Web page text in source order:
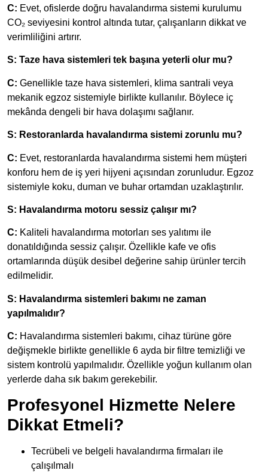
C: Evet, ofislerde doğru havalandırma sistemi kurulumu
CO₂ seviyesini kontrol altında tutar, çalışanların dikkat ve
verimliliğini artırır.
S: Taze hava sistemleri tek başına yeterli olur mu?
C: Genellikle taze hava sistemleri, klima santrali veya
mekanik egzoz sistemiyle birlikte kullanılır. Böylece iç
mekânda dengeli bir hava dolaşımı sağlanır.
S: Restoranlarda havalandırma sistemi zorunlu mu?
C: Evet, restoranlarda havalandırma sistemi hem müşteri
konforu hem de iş yeri hijyeni açısından zorunludur. Egzoz
sistemiyle koku, duman ve buhar ortamdan uzaklaştırılır.
S: Havalandırma motoru sessiz çalışır mı?
C: Kaliteli havalandırma motorları ses yalıtımı ile
donatıldığında sessiz çalışır. Özellikle kafe ve ofis
ortamlarında düşük desibel değerine sahip ürünler tercih
edilmelidir.
S: Havalandırma sistemleri bakımı ne zaman
yapılmalıdır?
C: Havalandırma sistemleri bakımı, cihaz türüne göre
değişmekle birlikte genellikle 6 ayda bir filtre temizliği ve
sistem kontrolü yapılmalıdır. Özellikle yoğun kullanım olan
yerlerde daha sık bakım gerekebilir.
Profesyonel Hizmette Nelere
Dikkat Etmeli?
Tecrübeli ve belgeli havalandırma firmaları ile
çalışılmalı